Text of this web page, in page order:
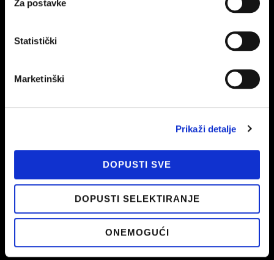
Za postavke
Statistički
Marketinški
Prikaži detalje
DOPUSTI SVE
DOPUSTI SELEKTIRANJE
ONEMOGUĆI
Upoznajte AIDU i neka vašeg kupca vodi kroz lijevak. Onaj koji
A kako napisati objavu, ponovno će